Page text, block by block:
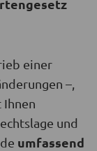
einer
–,
Ihnen
und
umfassend